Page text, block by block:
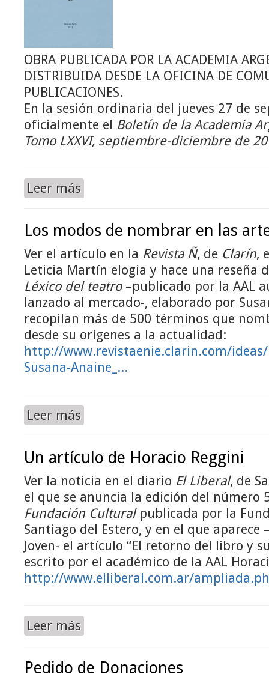
OBRA PUBLICADA POR LA ACADEMIA
DISTRIBUIDA DESDE LA OFICINA DE
PUBLICACIONES.
En la sesión ordinaria del jueves 27 de
oficialmente el Boletín de la Academia
Tomo LXXVI, septiembre-diciembre de
Leer más
Los modos de nombrar en las
Ver el artículo en la Revista Ñ, de Clarín,
Leticia Martín elogia y hace una reseña
Léxico del teatro–publicado por la AAL
lanzado al mercado-, elaborado por
recopilan más de 500 términos que
desde su orígenes a la actualidad:
http://www.revistaenie.clarin.com/
Susana-Anaine_...
Leer más
Un artículo de Horacio Reggini
Ver la noticia en el diario El Liberal, de
el que se anuncia la edición del número
Fundación Culturalpublicada por la
Santiago del Estero, y en el que aparece
Joven- el artículo “El retorno del libro y
escrito por el académico de la AAL
http://www.elliberal.com.ar/
Leer más
Pedido de Donaciones